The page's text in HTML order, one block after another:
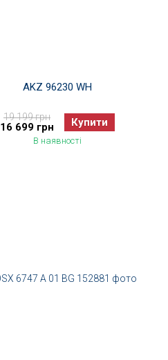
AKZ 96230 WH
19 199 грн
16 699 грн Купити
В наявності